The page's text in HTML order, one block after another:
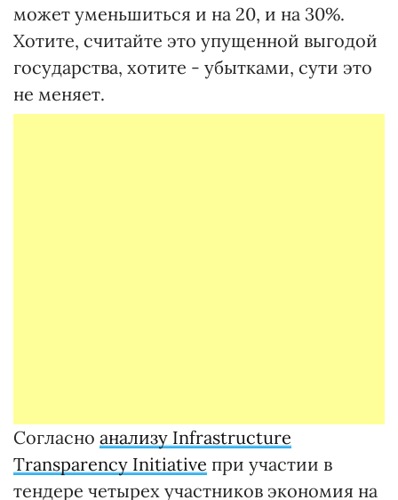
может уменьшиться и на 20, и на 30%.
Хотите, считайте это упущенной выгодой
государства, хотите - убытками, сути это
не меняет.
Согласно анализу Infrastructure
Transparency Initiative при участии в
тендере четырех участников экономия на